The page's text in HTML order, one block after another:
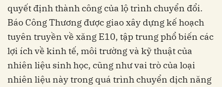
quyết định thành công của lộ trình chuyển đổi.
Báo Công Thương được giao xây dựng kế hoạch
tuyên truyền về xăng E10, tập trung phổ biến các
lợi ích về kinh tế, môi trường và kỹ thuật của
nhiên liệu sinh học, cũng như vai trò của loại
nhiên liệu này trong quá trình chuyển dịch năng